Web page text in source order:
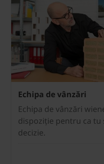
Echipa de vânzări
Echipa de vânzări
dispoziție pentru ca tu
decizie.